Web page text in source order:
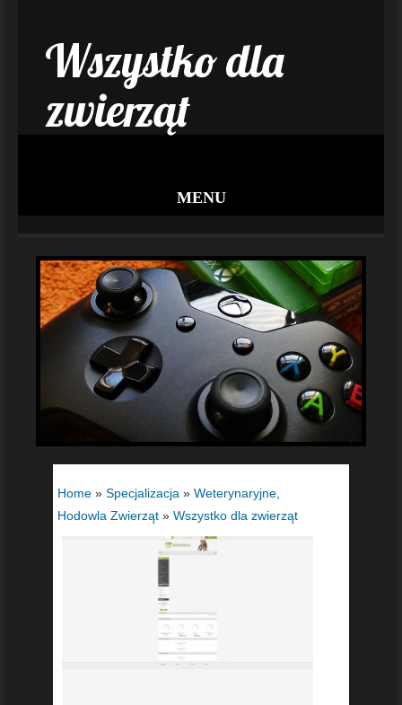
Wszystko dla
zwierząt
MENU
Home » Specjalizacja » Weterynaryjne,
Hodowla Zwierząt » Wszystko dla zwierząt